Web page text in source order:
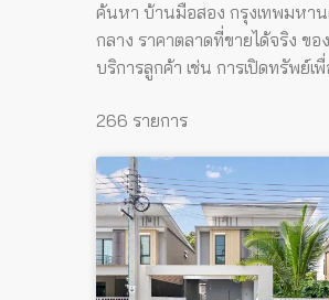
ค้นหา บ้านมือสอง กรุงเทพมหา
กลาง ราคาตลาดที่ขายได้จริง ข
บริการลูกค้า เช่น การเปิดทรัพย์
266 รายการ